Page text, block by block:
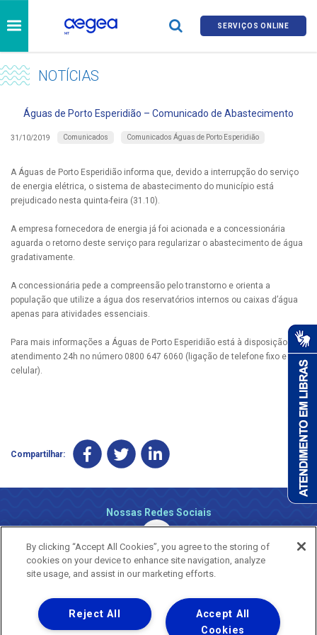
SERVIÇOS ONLINE
NOTÍCIAS
Águas de Porto Esperidião – Comunicado de Abastecimento
31/10/2019 Comunicados Comunicados Águas de Porto Esperidião
A Águas de Porto Esperidião informa que, devido a interrupção do serviço
de energia elétrica, o sistema de abastecimento do município está
prejudicado nesta quinta-feira (31.10).
A empresa fornecedora de energia já foi acionada e a concessionária
aguarda o retorno deste serviço para regularizar o abastecimento de água
gradativamente.
A concessionária pede a compreensão pelo transtorno e orienta a
população que utilize a água dos reservatórios internos ou caixas d’água
apenas para atividades essenciais.
Para mais informações a Águas de Porto Esperidião está à disposição pelo
atendimento 24h no número 0800 647 6060 (ligação de telefone fixo e
celular).
Compartilhar:
Nossas Redes Sociais
Uma empresa
Copyright ® 2026 - Todos os Direitos Reservados.
By clicking “Accept All Cookies”, you agree to the storing of
cookies on your device to enhance site navigation, analyze
site usage, and assist in our marketing efforts.
Accept All
Cookies
Reject All